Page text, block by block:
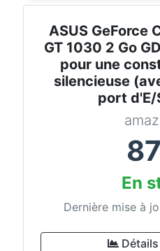
ASUS GeForce
GT 1030 2 Go
pour une
silencieuse
port d'E/
87
En
Dernière mise à